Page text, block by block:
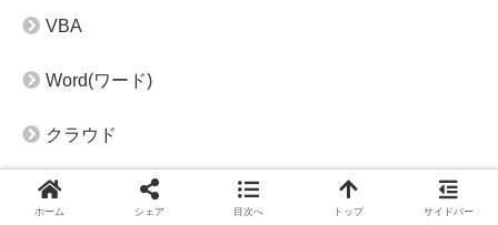
VBA
Word(ワード)
クラウド
スマホ・タブレット
ホーム シェア 目次へ トップ サイドバー